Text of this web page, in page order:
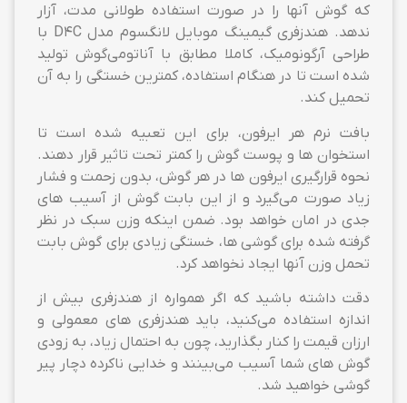
که گوش آنها را در صورت استفاده طولانی مدت، آزار
ندهد. هندزفری گیمینگ موبایل لانگسوم مدل D4C با
طراحی آرگونومیک، کاملا مطابق با آناتومی‌گوش تولید
شده است تا در هنگام استفاده، کمترین خستگی را به آن
تحمیل کند.
بافت نرم هر ایرفون، برای این تعبیه شده است تا
استخوان ها و پوست گوش را کمتر تحت تاثیر قرار دهند.
نحوه قرارگیری ایرفون ها در هر گوش، بدون زحمت و فشار
زیاد صورت می‌گیرد و از این بابت گوش از آسیب های
جدی در امان خواهد بود. ضمن اینکه وزن سبک در نظر
گرفته شده برای گوشی ها، خستگی زیادی برای گوش بابت
تحمل وزن آنها ایجاد نخواهد کرد.
دقت داشته باشید که اگر همواره از هندزفری بیش از
اندازه استفاده می‌کنید، باید هندزفری های معمولی و
ارزان قیمت را کنار بگذارید، چون به احتمال زیاد، به زودی
گوش های شما آسیب می‌بینند و خدایی ناکرده دچار پیر
گوشی خواهید شد.